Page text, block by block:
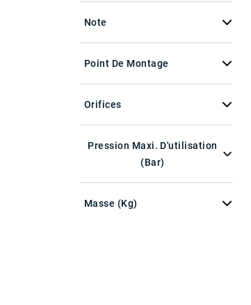
Note
Point De Montage
Orifices
Pression Maxi. D'utilisation
(bar)
Masse (kg)